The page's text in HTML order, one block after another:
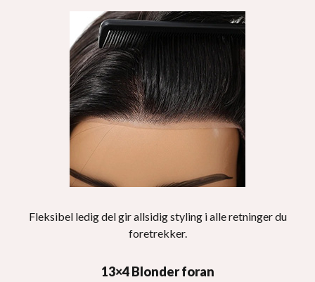
Fleksibel ledig del gir allsidig styling i alle retninger du
foretrekker.
13×4 Blonder foran